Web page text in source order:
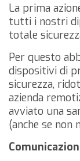
La prima
tutti i nostri
totale
Per questo
dispositivi di
sicurezza,
azienda
avviato una
(anche se non